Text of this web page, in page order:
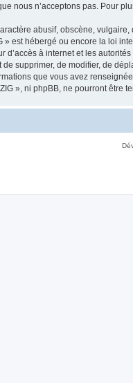
nous n’acceptons pas. Pour
abusif, obscène,
est hébergé ou encore la loi
d’accès à internet et les
supprimer, de modifier, de
que vous avez
», ni phpBB, ne pourront être